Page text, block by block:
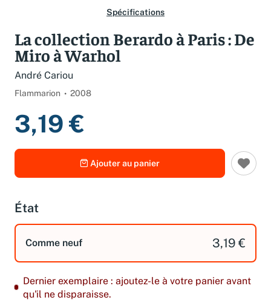
Spécifications
La collection Berardo à Paris : De
Miro à Warhol
André Cariou
Flammarion 2008
3,19 €
Ajouter au panier
État
Comme neuf 3,19 €
Dernier exemplaire : ajoutez-le à votre panier avant
qu'il ne disparaisse.